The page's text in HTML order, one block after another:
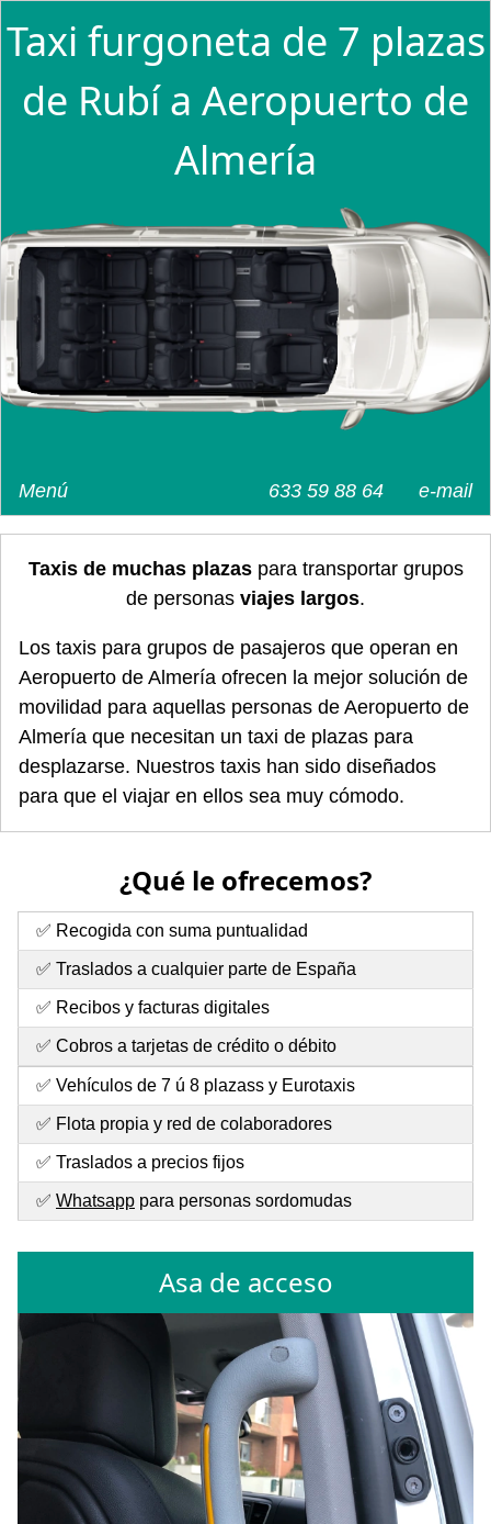
Taxi furgoneta de 7 plazas
de Rubí a Aeropuerto de
Almería
e-mail
633 59 88 64
Menú
Taxis de muchas plazaspara transportar grupos
de personas viajes largos.
Los taxis para grupos de pasajeros que operan en
Aeropuerto de Almería ofrecen la mejor solución de
movilidad para aquellas personas de Aeropuerto de
Almería que necesitan un taxi de plazas para
desplazarse. Nuestros taxis han sido diseñados
para que el viajar en ellos sea muy cómodo.
¿Qué le ofrecemos?
✅ Recogida con suma puntualidad
✅ Traslados a cualquier parte de España
✅ Recibos y facturas digitales
✅ Cobros a tarjetas de crédito o débito
✅ Vehículos de 7 ú 8 plazass y Eurotaxis
✅ Flota propia y red de colaboradores
✅ Traslados a precios fijos
✅ Whatsapp para personas sordomudas
Asa de acceso